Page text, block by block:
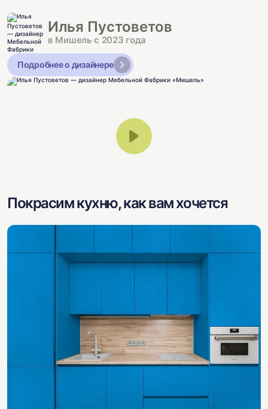
Илья Пустоветов
в Мишель с 2023 года
Подробнее о дизайнере
Покрасим кухню, как вам хочется